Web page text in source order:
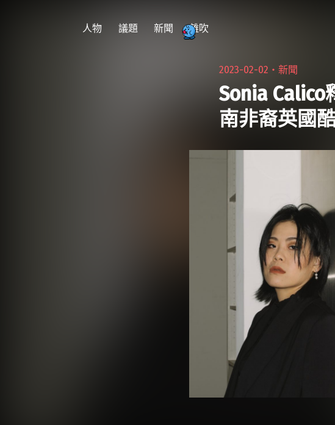
人物 議題 新聞 雜吹
2023-02-02・新聞
Sonia Calico
南非裔英國